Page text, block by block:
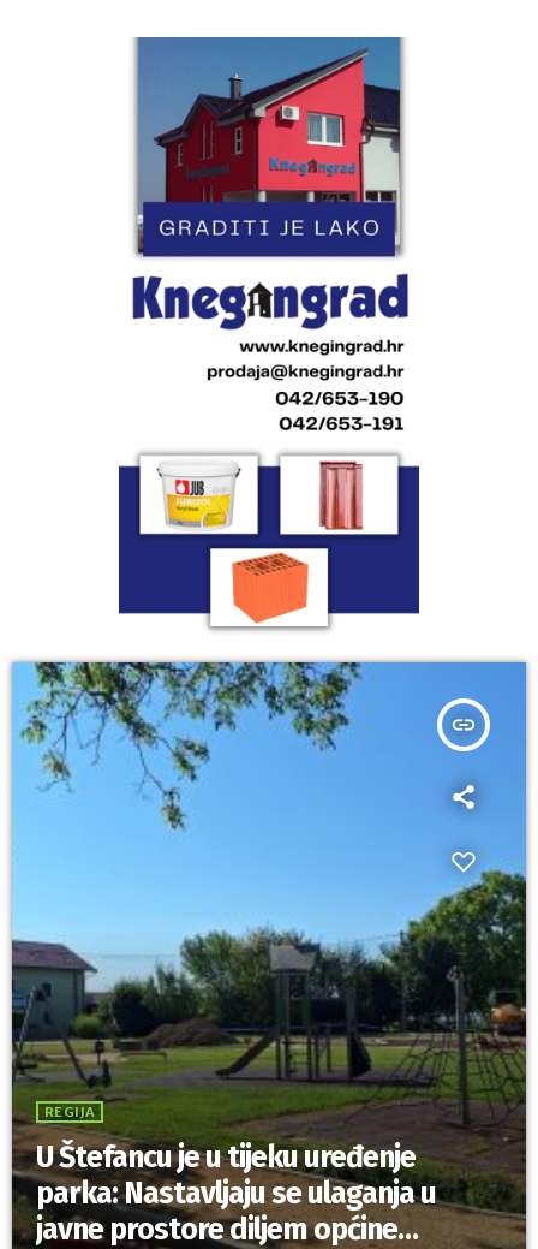
insert_link
REGIJA
U Štefancu je u tijeku uređenje
parka: Nastavljaju se ulaganja u
javne prostore diljem općine